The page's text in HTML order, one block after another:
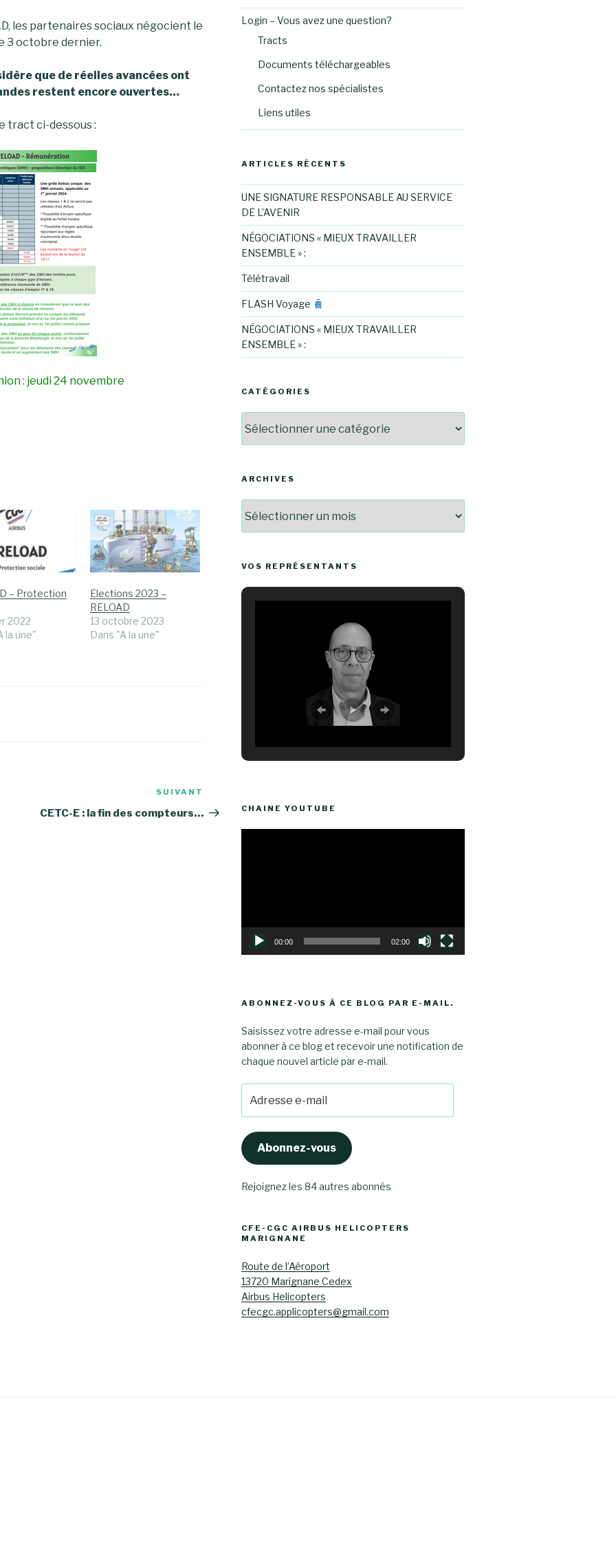
les partenaires sociaux négocient le
3 octobre dernier.
que de réelles avancées ont
restent encore ouvertes…
tract ci-dessous :
: jeudi 24 novembre
– Protection
2022
la une"
Elections 2023 –
RELOAD
13 octobre 2023
Dans "A la une"
suivant
SUIVANT
CETC-E : la fin des compteurs…
Login – Vous avez une question?
Tracts
Documents téléchargeables
Contactez nos spécialistes
Liens utiles
ARTICLES RÉCENTS
UNE SIGNATURE RESPONSABLE AU SERVICE
DE L’AVENIR
NÉGOCIATIONS « MIEUX TRAVAILLER
ENSEMBLE » :
Télétravail
FLASH Voyage
NÉGOCIATIONS « MIEUX TRAVAILLER
ENSEMBLE » :
CATÉGORIES
ARCHIVES
VOS REPRÉSENTANTS
CHAINE YOUTUBE
00:00 02:00
ABONNEZ-VOUS À CE BLOG PAR E-MAIL.
Saisissez votre adresse e-mail pour vous
abonner à ce blog et recevoir une notification de
chaque nouvel article par e-mail.
e-
mail
Abonnez-vous
Rejoignez les 84 autres abonnés
CFE-CGC AIRBUS HELICOPTERS
MARIGNANE
Route de l’Aéroport
13720 Marignane Cedex
Airbus Helicopters
cfecgc.applicopters@gmail.com